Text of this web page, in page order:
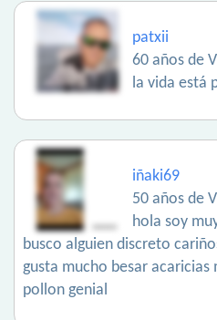
patxii
60 años de
la vida está
iñaki69
50 años de
hola soy
busco alguien discreto
gusta mucho besar acaricias
pollon genial